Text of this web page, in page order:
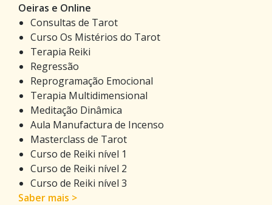
Oeiras e Online
Consultas de Tarot
Curso Os Mistérios do Tarot
Terapia Reiki
Regressão
Reprogramação Emocional
Terapia Multidimensional
Meditação Dinâmica
Aula Manufactura de Incenso
Masterclass de Tarot
Curso de Reiki nível 1
Curso de Reiki nível 2
Curso de Reiki nível 3
Saber mais >